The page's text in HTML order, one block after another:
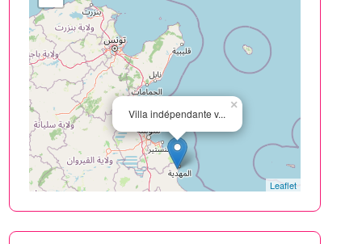
Villa indépendante v...
×
Leaflet